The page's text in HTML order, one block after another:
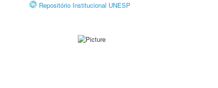
Repositório Institucional UNESP